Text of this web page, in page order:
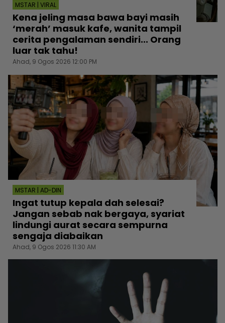
MSTAR | VIRAL
Kena jeling masa bawa bayi masih
‘merah’ masuk kafe, wanita tampil
cerita pengalaman sendiri... Orang
luar tak tahu!
Ahad, 9 Ogos 2026 12:00 PM
MSTAR | AD-DIN
Ingat tutup kepala dah selesai?
Jangan sebab nak bergaya, syariat
lindungi aurat secara sempurna
sengaja diabaikan
Ahad, 9 Ogos 2026 11:30 AM